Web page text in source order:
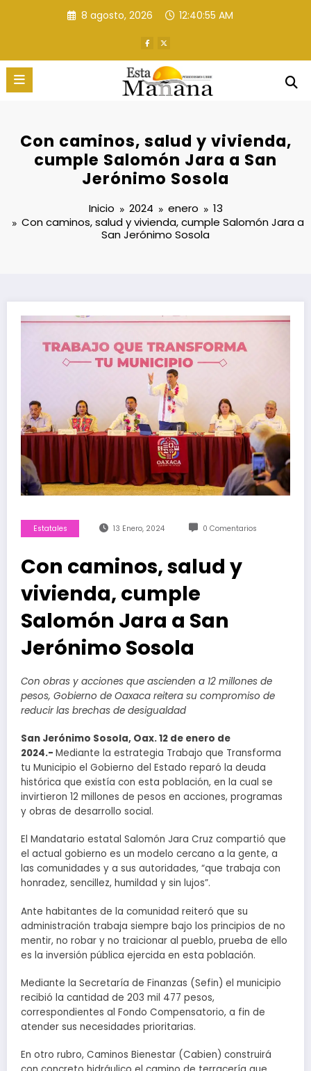
8 agosto, 2026 12:40:56 AM
Con caminos, salud y vivienda,
cumple Salomón Jara a San
Jerónimo Sosola
Inicio 2024 enero
13
Con caminos, salud y vivienda, cumple Salomón Jara a
San Jerónimo Sosola
Estatales 13 Enero, 2024 0 Comentarios
Con caminos, salud y
vivienda, cumple
Salomón Jara a San
Jerónimo Sosola
Con obras y acciones que ascienden a 12 millones de
pesos, Gobierno de Oaxaca reitera su compromiso de
reducir las brechas de desigualdad
San Jerónimo Sosola, Oax. 12 de enero de
2024.- Mediante la estrategia Trabajo que Transforma
tu Municipio el Gobierno del Estado reparó la deuda
histórica que existía con esta población, en la cual se
invirtieron 12 millones de pesos en acciones, programas
y obras de desarrollo social.
El Mandatario estatal Salomón Jara Cruz compartió que
el actual gobierno es un modelo cercano a la gente, a
las comunidades y a sus autoridades, “que trabaja con
honradez, sencillez, humildad y sin lujos”.
Ante habitantes de la comunidad reiteró que su
administración trabaja siempre bajo los principios de no
mentir, no robar y no traicionar al pueblo, prueba de ello
es la inversión pública ejercida en esta población.
Mediante la Secretaría de Finanzas (Sefin) el municipio
recibió la cantidad de 203 mil 477 pesos,
correspondientes al Fondo Compensatorio, a fin de
atender sus necesidades prioritarias.
En otro rubro, Caminos Bienestar (Cabien) construirá